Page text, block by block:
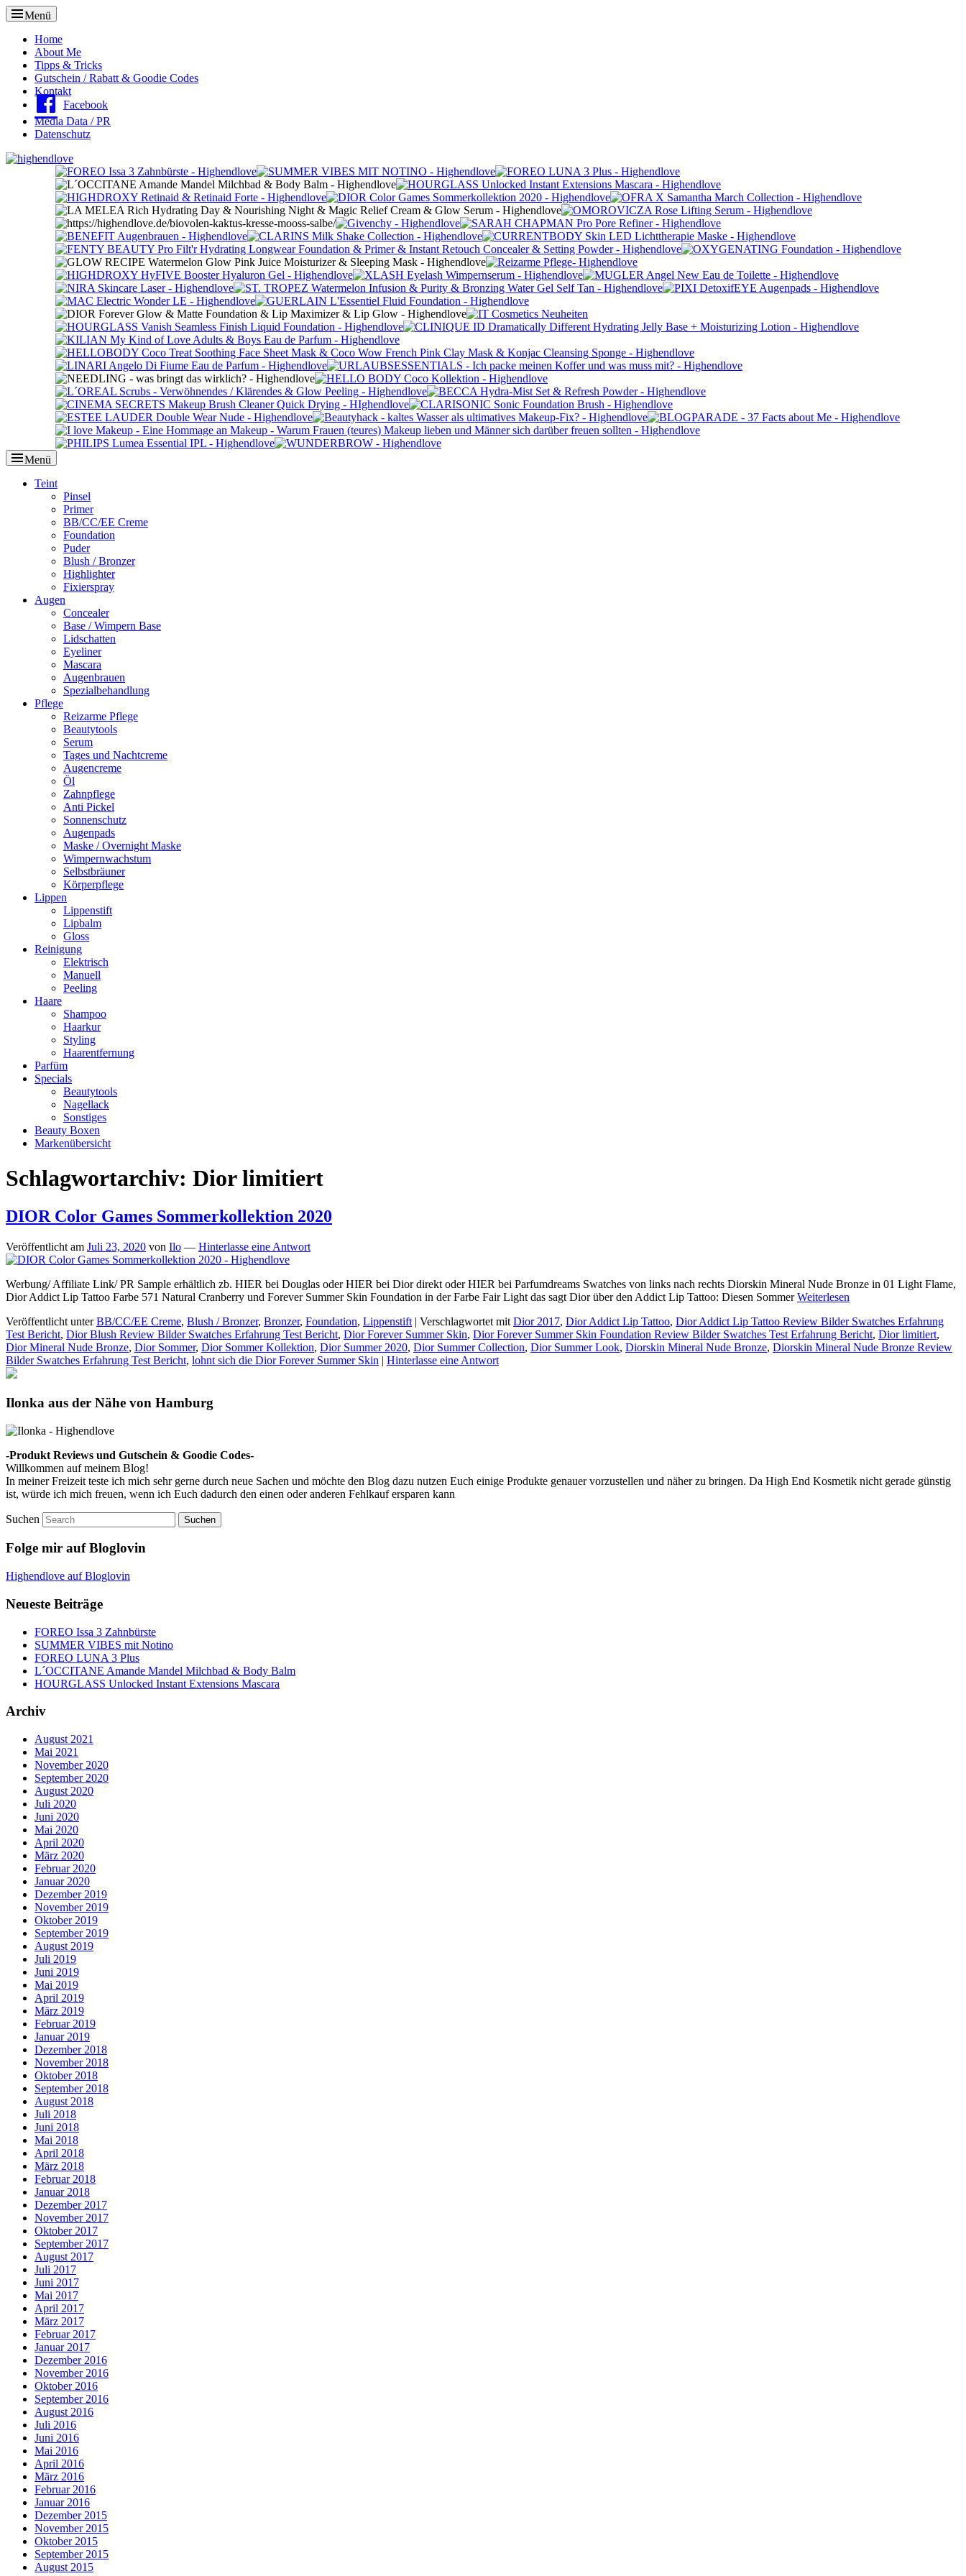
Menü
Oberes
Menü
Home
About Me
Tipps & Tricks
Gutschein / Rabatt & Goodie Codes
Kontakt
Facebook
Media Data / PR
Datenschutz
Menü
Primäres
Teint
Pinsel
Primer
BB/CC/EE Creme
Foundation
Puder
Blush / Bronzer
Highlighter
Fixierspray
Augen
Concealer
Base / Wimpern Base
Lidschatten
Eyeliner
Mascara
Augenbrauen
Spezialbehandlung
Pflege
Reizarme Pflege
Beautytools
Serum
Tages und Nachtcreme
Augencreme
Öl
Zahnpflege
Anti Pickel
Sonnenschutz
Augenpads
Maske / Overnight Maske
Wimpernwachstum
Selbstbräuner
Körperpflege
Lippen
Lippenstift
Lipbalm
Gloss
Reinigung
Elektrisch
Manuell
Peeling
Haare
Shampoo
Haarkur
Styling
Haarentfernung
Parfüm
Specials
Beautytools
Nagellack
Sonstiges
Beauty Boxen
Markenübersicht
Schlagwortarchiv: Dior limitiert
DIOR Color Games Sommerkollektion 2020
Veröffentlicht am Juli 23, 2020 von Ilo — Hinterlasse eine Antwort
Werbung/ Affiliate Link/ PR Sample erhältlich zb. HIER bei Douglas oder HIER bei Dior direkt oder HIER bei Parfumdreams Swatches von links nach rechts Diorskin Mineral Nude Bronze in 01 Light Flame,
Dior Addict Lip Tattoo Farbe 571 Natural Cranberry und Forever Summer Skin Foundation in der Farbe Fair Light das sagt Dior über den Addict Lip Tattoo: Diesen SommerWeiterlesen
Veröffentlicht unter BB/CC/EE Creme, Blush / Bronzer, Bronzer, Foundation, Lippenstift | Verschlagwortet mit Dior 2017, Dior Addict Lip Tattoo, Dior Addict Lip Tattoo Review Bilder Swatches Erfahrung
Test Bericht, Dior Blush Review Bilder Swatches Erfahrung Test Bericht, Dior Forever Summer Skin, Dior Forever Summer Skin Foundation Review Bilder Swatches Test Erfahrung Bericht, Dior limitiert,
Dior Mineral Nude Bronze, Dior Sommer, Dior Sommer Kollektion, Dior Summer 2020, Dior Summer Collection, Dior Summer Look, Diorskin Mineral Nude Bronze, Diorskin Mineral Nude Bronze Review
Bilder Swatches Erfahrung Test Bericht, lohnt sich die Dior Forever Summer Skin | Hinterlasse eine Antwort
Ilonka aus der Nähe von Hamburg
-Produkt Reviews und Gutschein & Goodie Codes-
Willkommen auf meinem Blog!
In meiner Freizeit teste ich mich sehr gerne durch neue Sachen und möchte den Blog dazu nutzen Euch einige Produkte genauer vorzustellen und näher zu bringen. Da High End Kosmetik nicht gerade günstig
ist, würde ich mich freuen, wenn ich Euch dadurch den einen oder anderen Fehlkauf ersparen kann
Suchen
Folge mir auf Bloglovin
Highendlove auf Bloglovin
Neueste Beiträge
FOREO Issa 3 Zahnbürste
SUMMER VIBES mit Notino
FOREO LUNA 3 Plus
L´OCCITANE Amande Mandel Milchbad & Body Balm
HOURGLASS Unlocked Instant Extensions Mascara
Archiv
August 2021
Mai 2021
November 2020
September 2020
August 2020
Juli 2020
Juni 2020
Mai 2020
April 2020
März 2020
Februar 2020
Januar 2020
Dezember 2019
November 2019
Oktober 2019
September 2019
August 2019
Juli 2019
Juni 2019
Mai 2019
April 2019
März 2019
Februar 2019
Januar 2019
Dezember 2018
November 2018
Oktober 2018
September 2018
August 2018
Juli 2018
Juni 2018
Mai 2018
April 2018
März 2018
Februar 2018
Januar 2018
Dezember 2017
November 2017
Oktober 2017
September 2017
August 2017
Juli 2017
Juni 2017
Mai 2017
April 2017
März 2017
Februar 2017
Januar 2017
Dezember 2016
November 2016
Oktober 2016
September 2016
August 2016
Juli 2016
Juni 2016
Mai 2016
April 2016
März 2016
Februar 2016
Januar 2016
Dezember 2015
November 2015
Oktober 2015
September 2015
August 2015